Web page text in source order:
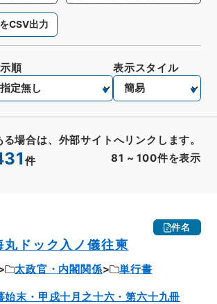
CSV出力
件 81 ~ 100件を表示
順 表示スタイル
る場合は、外部サイトへリンクします。
件名
丸ドック入ノ儀往柬
太政官・内閣関係
単行書
始末・甲戌十月之十六・第六十九冊